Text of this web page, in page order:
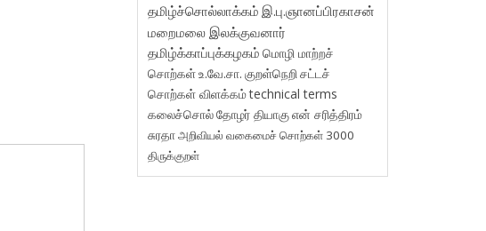
தமிழ்ச்சொல்லாக்கம் இ.பு.ஞானப்பிரகாசன்
மறைமலை இலக்குவனார்
தமிழ்க்காப்புக்கழகம் மொழி மாற்றச்
சொற்கள்உ.வே.சா. குறள்நெறி சட்டச்
சொற்கள் விளக்கம்technical terms
கலைச்சொல்தோழர் தியாகுஎன் சரித்திரம்
சுரதாஅறிவியல் வகைமைச் சொற்கள் 3000
திருக்குறள்